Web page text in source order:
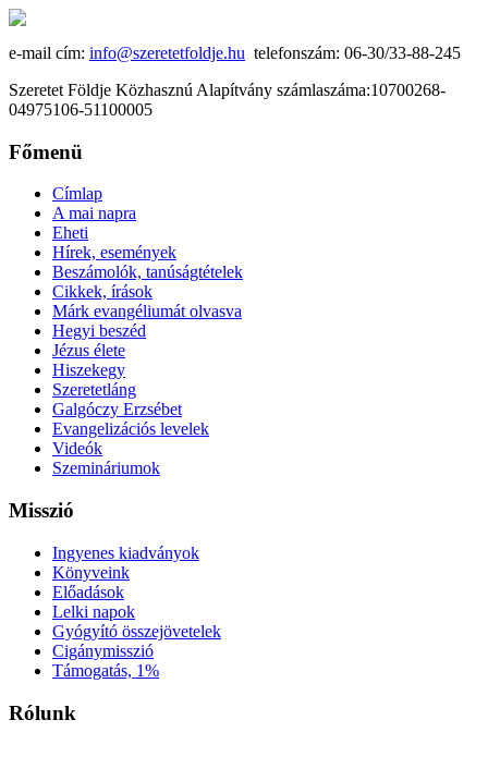
e-mail cím: info@szeretetfoldje.hu telefonszám: 06-30/33-88-245
Szeretet Földje Közhasznú Alapítvány számlaszáma:10700268-
04975106-51100005
Főmenü
Címlap
A mai napra
Eheti
Hírek, események
Beszámolók, tanúságtételek
Cikkek, írások
Márk evangéliumát olvasva
Hegyi beszéd
Jézus élete
Hiszekegy
Szeretetláng
Galgóczy Erzsébet
Evangelizációs levelek
Videók
Szemináriumok
Misszió
Ingyenes kiadványok
Könyveink
Előadások
Lelki napok
Gyógyító összejövetelek
Cigánymisszió
Támogatás, 1%
Rólunk